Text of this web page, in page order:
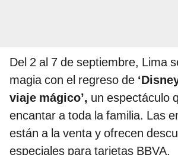
Del 2 al 7 de septiembre, Lima
magia con el regreso de
viaje mágico’, un espectáculo
encantar a toda la familia. Las
están a la venta y ofrecen
especiales para tarjetas BBVA.